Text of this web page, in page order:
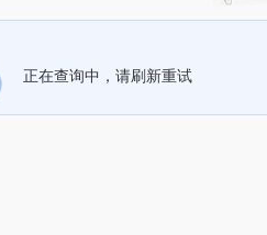
正在查询中，请刷新重试